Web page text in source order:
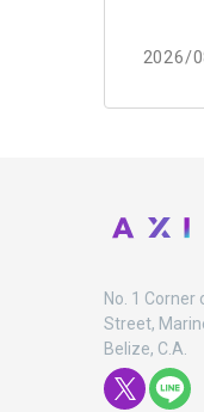
2026/
No. 1 Corner
Street,
Belize, C.A.